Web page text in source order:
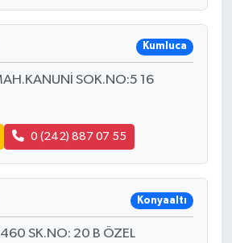
Kumluca
SOK.NO:5 16
0 (242) 887 07 55
Konyaaltı
SK.NO: 20 B ÖZEL